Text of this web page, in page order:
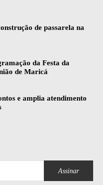
de passarela na
da Festa da
de Maricá
e amplia atendimento
Assinar